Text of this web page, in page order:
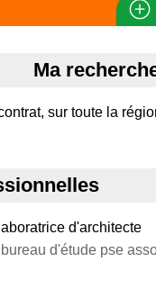
Ma
sur toute la
d'architecte
d'étude pse